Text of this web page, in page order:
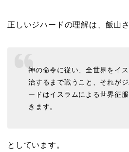
正しいジハードの理解は、飯山
神の命令に従い、全世界をイ
治するまで戦うこと、それが
ードはイスラムによる世界征
きます。
としています。